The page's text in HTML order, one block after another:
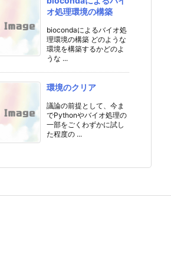
オ処理環境の構築
biocondaによるバイオ処
理環境の構築 どのような
環境を構築するかどのよ
うな ...
環境のクリア
議論の前提として、今ま
でPythonやバイオ処理の
一部をごくわずかに試し
た程度の ...